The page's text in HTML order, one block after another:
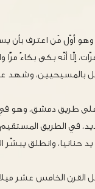
مَن اعترف بأن يسوع
إلّا أنّه بكى بكاءً مرًّا
بالمسيحيين، وشهد
طريق دمشق، وهو
في الطريق
حنانيا، وانطلق